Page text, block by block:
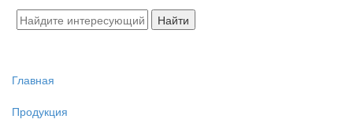
Главная
Продукция